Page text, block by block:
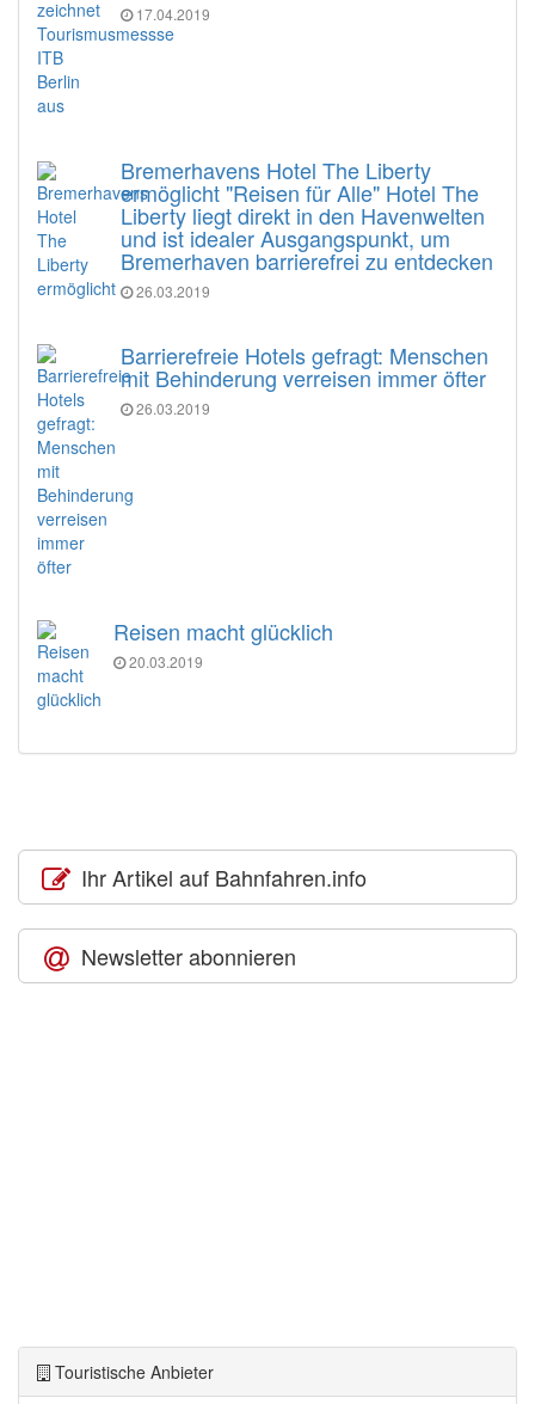
17.04.2019
Bremerhavens Hotel The Liberty
ermöglicht "Reisen für Alle" Hotel The
Liberty liegt direkt in den Havenwelten
und ist idealer Ausgangspunkt, um
Bremerhaven barrierefrei zu entdecken
26.03.2019
Barrierefreie Hotels gefragt: Menschen
mit Behinderung verreisen immer öfter
26.03.2019
Reisen macht glücklich
20.03.2019
Ihr Artikel auf Bahnfahren.info
Newsletter abonnieren
Touristische Anbieter